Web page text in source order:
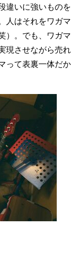
違いに強いものを
人はそれをワガマ
）。でも、ワガマ
現させながら売れ
って表裏一体だか